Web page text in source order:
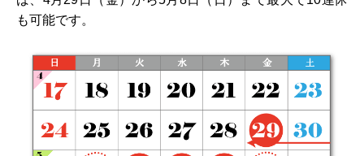
も可能です。